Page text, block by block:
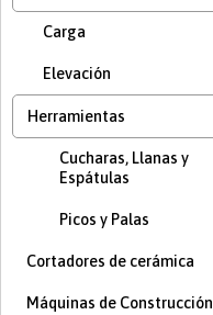
Carga
Elevación
Herramientas
Cucharas, Llanas y
Espátulas
Picos y Palas
Cortadores de cerámica
Máquinas de Construcción